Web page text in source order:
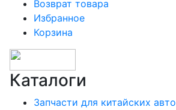
Возврат товара
Избранное
Корзина
Каталоги
Запчасти для китайских авто